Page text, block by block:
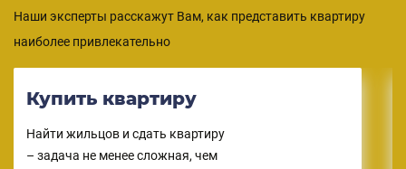
Наши эксперты расскажут Вам, как представить квартиру
наиболее привлекательно
Купить квартиру
Найти жильцов и сдать квартиру
– задача не менее сложная, чем